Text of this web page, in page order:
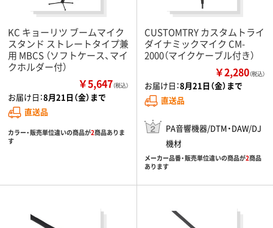
KC キョーリツ ブームマイク
スタンド ストレートタイプ兼
用 MBCS （ソフトケース、マイ
クホルダー付）
￥5,647（税込）
お届け日：8月21日（金）まで
直送品
カラー・販売単位違いの商品が2商品ありま
す
CUSTOMTRY カスタムトライ
ダイナミックマイク CM-
2000（マイクケーブル付き）
￥2,280（税込）
お届け日：8月21日（金）まで
直送品
PA音響機器/DTM・DAW/DJ
機材
メーカー品番・販売単位違いの商品が2商品
あります